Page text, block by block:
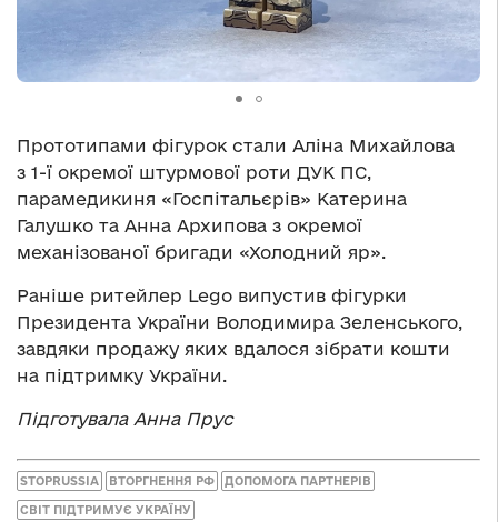
Прототипами фігурок стали Аліна Михайлова
з 1-ї окремої штурмової роти ДУК ПС,
парамедикиня «Госпітальєрів» Катерина
Галушко та Анна Архипова з окремої
механізованої бригади «Холодний яр».
Раніше ритейлер Lego випустив фігурки
Президента України Володимира Зеленського,
завдяки продажу яких вдалося зібрати кошти
на підтримку України.
Підготувала Анна Прус
STOPRUSSIA ВТОРГНЕННЯ РФ ДОПОМОГА ПАРТНЕРІВ
СВІТ ПІДТРИМУЄ УКРАЇНУ